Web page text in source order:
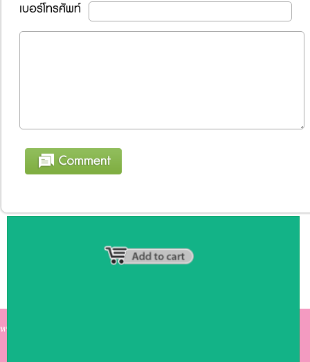
เบอร์โทรศัพท์
หน้าหลัก